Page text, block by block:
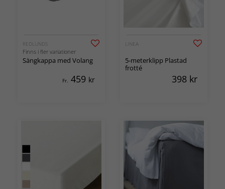
REDLUNDS
Finns i fler variationer
Sängkappa med Volang
Fr. 459 kr
LINEA
5-meterklipp Plastad
frotté
398 kr